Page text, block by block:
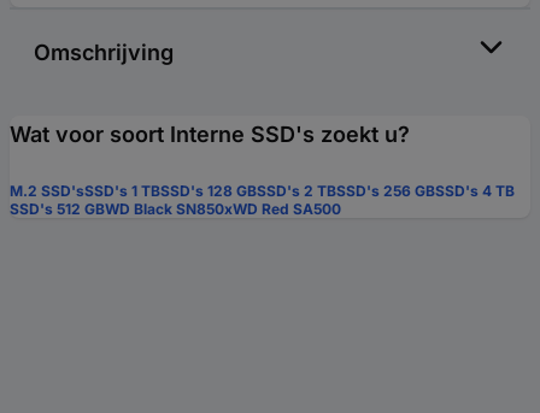
Omschrijving
Wat voor soort Interne SSD's zoekt u?
M.2 SSD'sSSD's 1 TBSSD's 128 GBSSD's 2 TBSSD's 256 GBSSD's 4 TB
SSD's 512 GBWD Black SN850xWD Red SA500